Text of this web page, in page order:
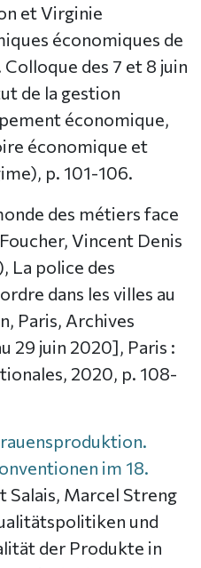
et Virginie
économiques de
des 7 et 8 juin
de la gestion
économique,
économique et
p. 101-106.
des métiers face
Vincent Denis
La police des
dans les villes au
Paris, Archives
29 juin 2020], Paris :
2020, p. 108-
im 18.
Salais, Marcel Streng
und
der Produkte in